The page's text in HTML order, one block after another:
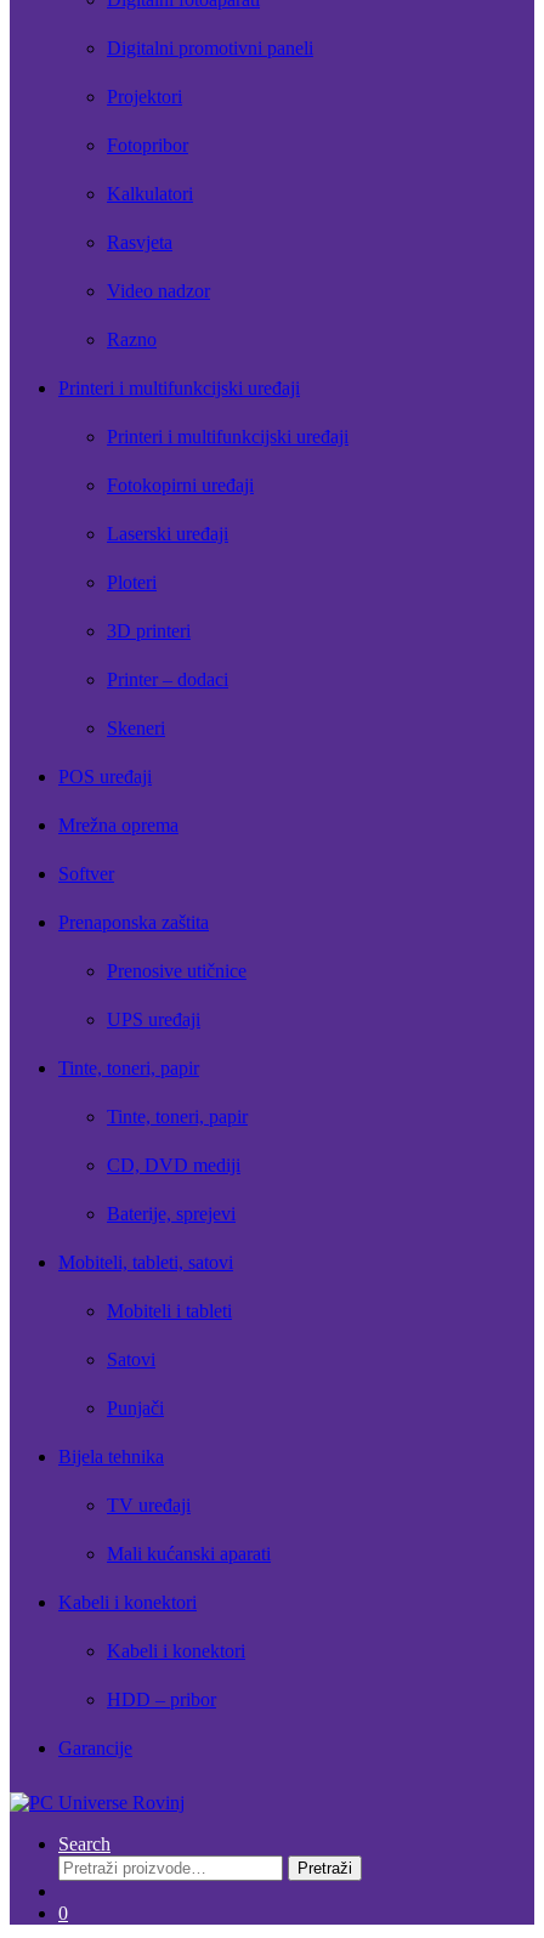
Digitalni promotivni paneli
Projektori
Fotopribor
Kalkulatori
Rasvjeta
Video nadzor
Razno
Printeri i multifunkcijski uređaji
Printeri i multifunkcijski uređaji
Fotokopirni uređaji
Laserski uređaji
Ploteri
3D printeri
Printer – dodaci
Skeneri
POS uređaji
Mrežna oprema
Softver
Prenaponska zaštita
Prenosive utičnice
UPS uređaji
Tinte, toneri, papir
Tinte, toneri, papir
CD, DVD mediji
Baterije, sprejevi
Mobiteli, tableti, satovi
Mobiteli i tableti
Satovi
Punjači
Bijela tehnika
TV uređaji
Mali kućanski aparati
Kabeli i konektori
Kabeli i konektori
HDD – pribor
Garancije
Search
Pretraži:
Pretraži
0